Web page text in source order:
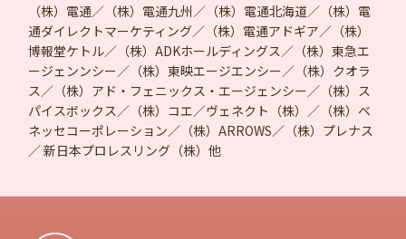
（株）電通／（株）電通九州／（株）電通北海道／（株）電
通ダイレクトマーケティング／（株）電通アドギア／（株）
博報堂ケトル／（株）ADKホールディングス／（株）東急エ
ージェンンシー／（株）東映エージエンシー／（株）クオラ
ス／（株）アド・フェニックス・エージェンシー／（株）ス
パイスボックス／（株）コエ／ヴェネクト（株）／（株）ベ
ネッセコーポレーション／（株）ARROWS／（株）プレナス
／ 新日本プロレスリング（株）他